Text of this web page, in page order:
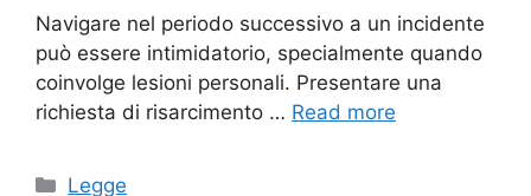
Navigare nel periodo successivo a un incidente
può essere intimidatorio, specialmente quando
coinvolge lesioni personali. Presentare una
richiesta di risarcimento … Read more
Categories
Legge